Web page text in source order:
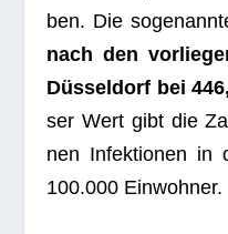
ben. Die
nach den
Düs­sel­dorf bei
ser Wert gibt die
nen Infek­tio­nen in
100.000 Einwohner.